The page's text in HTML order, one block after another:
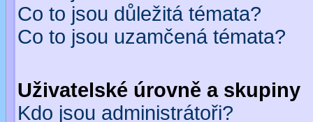
Co to jsou důležitá témata?
Co to jsou uzamčená témata?
Uživatelské úrovně a skupiny
Kdo jsou administrátoři?